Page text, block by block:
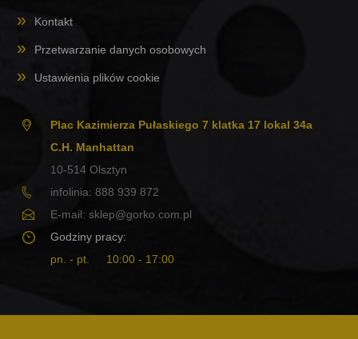
Kontakt
Przetwarzanie danych osobowych
Ustawienia plików cookie
Plac Kazimierza Pułaskiego 7 klatka 17 lokal 34a
C.H. Manhattan
10-514 Olsztyn
infolinia: 888 939 872
E-mail: sklep@gorko.com.pl
Godziny pracy:
pn. - pt.
10:00 - 17:00